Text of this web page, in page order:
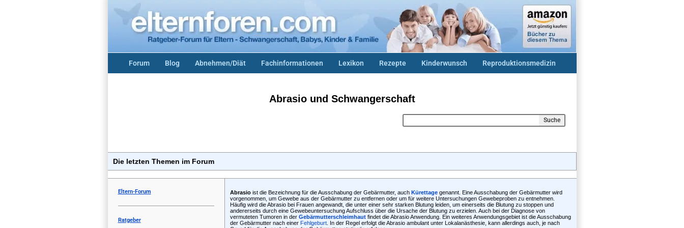
Forum Blog Abnehmen/Diät Fachinformationen Lexikon Rezepte Kinderwunsch Reproduktionsmedizin
Abrasio und Schwangerschaft
Suche
Die letzten Themen im Forum
Eltern-Forum
Ratgeber
Abrasioist die Bezeichnung für die Ausschabung der Gebärmutter, auch Kürettagegenannt. Eine Ausschabung der Gebärmutter wird
vorgenommen, um Gewebe aus der Gebärmutter zu entfernen oder um für weitere Untersuchungen Gewebeproben zu entnehmen.
Häufig wird die Abrasio bei Frauen angewandt, die unter einer sehr starken Blutung leiden, um einerseits die Blutung zu stoppen und
andererseits durch eine Gewebeuntersuchung Aufschluss über die Ursache der Blutung zu erzielen. Auch bei der Diagnose von
vermuteten Tumoren in der Gebärmutterschleimhautfindet die Abrasio Anwendung. Ein weiteres Anwendungsgebiet ist die Ausschabung
der Gebärmutter nach einer Fehlgeburt. In der Regel erfolgt die Abrasio ambulant unter Lokalanästhesie, kann allerdings auch, je nach